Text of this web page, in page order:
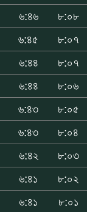
৬:৪৬
৮:০৮
৬:৪৫
৮:০৭
৬:৪৪
৮:০৭
৬:৪৪
৮:০৬
৬:৪৩
৮:০৫
৬:৪৩
৮:০৪
৬:৪২
৮:০৩
৬:৪১
৮:০২
৬:৪১
৮:০১